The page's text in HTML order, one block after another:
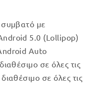
με
5.0 (Lollipop)
Auto
σε όλες τις
σε όλες τις